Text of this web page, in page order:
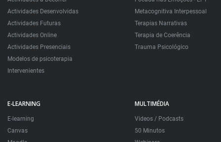
Actividades Desenvolvidas
Actividades Futuras
Actividades Online
Actividades Presenciais
Modelos de psicoterapia
Intervenientes
Metacognitiva Interpessoal
Terapias Narrativas
Terapia de Coerência
Trauma Psicológico
E-LEARNING
E-learning
Canvas
MULTIMÉDIA
Videos / Podcasts
50 Minutos